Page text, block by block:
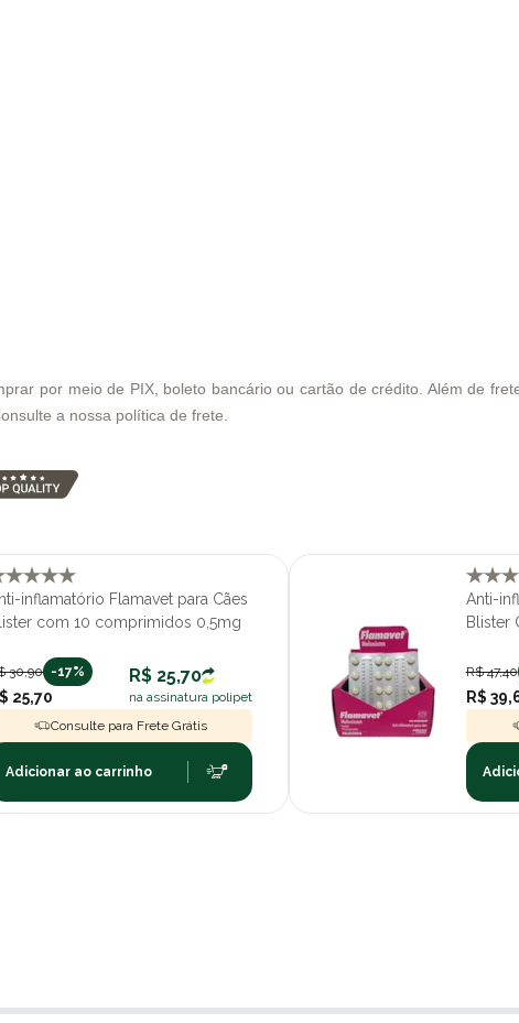
por meio de PIX, boleto bancário ou cartão de crédito. Além de
a nossa política de frete.
inflamatório Flamavet para Cães
com 10 comprimidos 0,5mg
30,90 -17%
25,70
R$ 25,70
na assinatura polipet
Consulte para Frete Grátis
Adicionar ao carrinho
Anti-
Blister
R$ 47,40
R$